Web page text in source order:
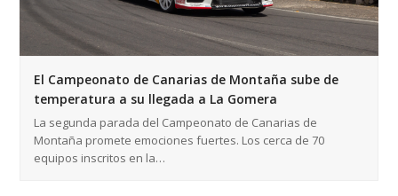
El Campeonato de Canarias de Montaña sube de
temperatura a su llegada a La Gomera
La segunda parada del Campeonato de Canarias de
Montaña promete emociones fuertes. Los cerca de 70
equipos inscritos en la…